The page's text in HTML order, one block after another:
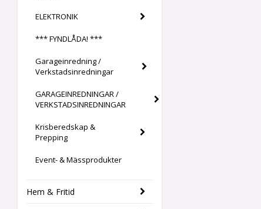
ELEKTRONIK
*** FYNDLÅDA! ***
Garageinredning /
Verkstadsinredningar
GARAGEINREDNINGAR /
VERKSTADSINREDNINGAR
Krisberedskap &
Prepping
Event- & Mässprodukter
Hem & Fritid